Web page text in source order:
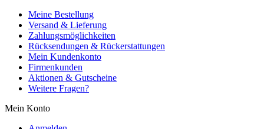
Meine Bestellung
Versand & Lieferung
Zahlungsmöglichkeiten
Rücksendungen & Rückerstattungen
Mein Kundenkonto
Firmenkunden
Aktionen & Gutscheine
Weitere Fragen?
Mein Konto